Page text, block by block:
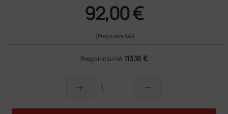
92,00 €
(Preço sem IVA)
Preço inclui IVA 113,16 €
add remove